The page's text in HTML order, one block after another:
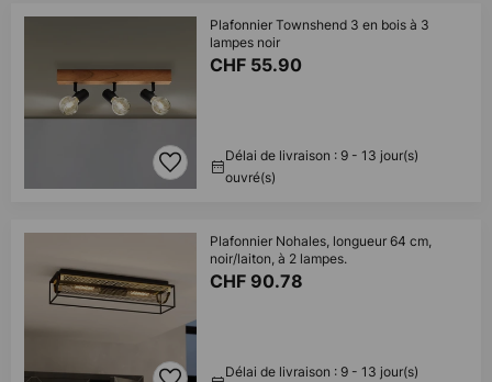
Plafonnier Townshend 3 en bois à 3
lampes noir
CHF 55.90
Délai de livraison : 9 - 13 jour(s)
ouvré(s)
Plafonnier Nohales, longueur 64 cm,
noir/laiton, à 2 lampes.
CHF 90.78
Délai de livraison : 9 - 13 jour(s)